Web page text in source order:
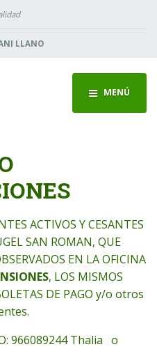
LLANO
MENÚ
ACTIVOS Y CESANTES
SAN ROMAN, QUE
EN LA OFICINA
, LOS MISMOS
DE PAGO y/o otros
966089244 Thalia o